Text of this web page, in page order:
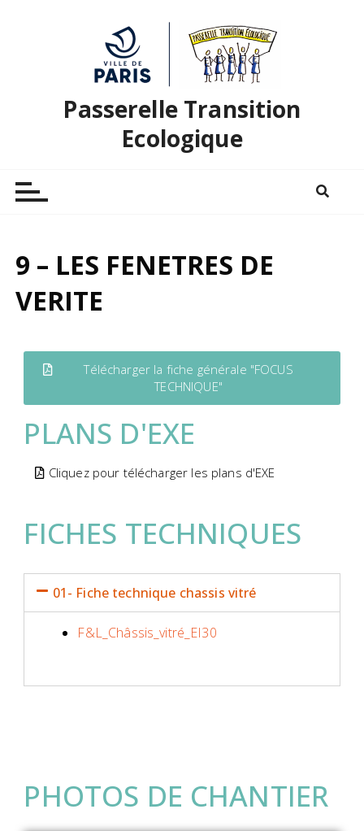
Passerelle Transition
Ecologique
9 – LES FENETRES DE
VERITE
Télécharger la fiche générale "FOCUS
TECHNIQUE"
PLANS D'EXE
Cliquez pour télécharger les plans d'EXE
FICHES TECHNIQUES
01- Fiche technique chassis vitré
F&L_Châssis_vitré_EI30
PHOTOS DE CHANTIER